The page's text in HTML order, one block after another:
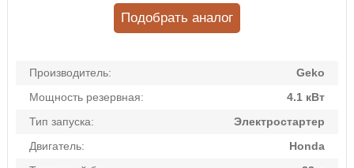
Производитель:
Geko
Мощность резервная:
4.1 кВт
Тип запуска:
Электростартер
Двигатель:
Honda
Подобрать аналог